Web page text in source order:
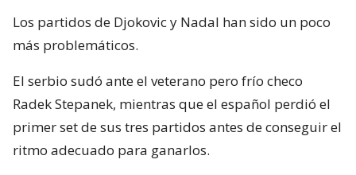
Los partidos de Djokovic y Nadal han sido un poco
más problemáticos.
El serbio sudó ante el veterano pero frío checo
Radek Stepanek, mientras que el español perdió el
primer set de sus tres partidos antes de conseguir el
ritmo adecuado para ganarlos.